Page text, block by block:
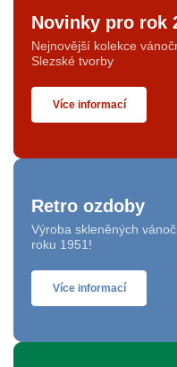
Novinky pro rok
Nejnovější kolekce
Slezské tvorby
Více informací
Retro ozdoby
Výroba skleněných
roku 1951!
Více informací